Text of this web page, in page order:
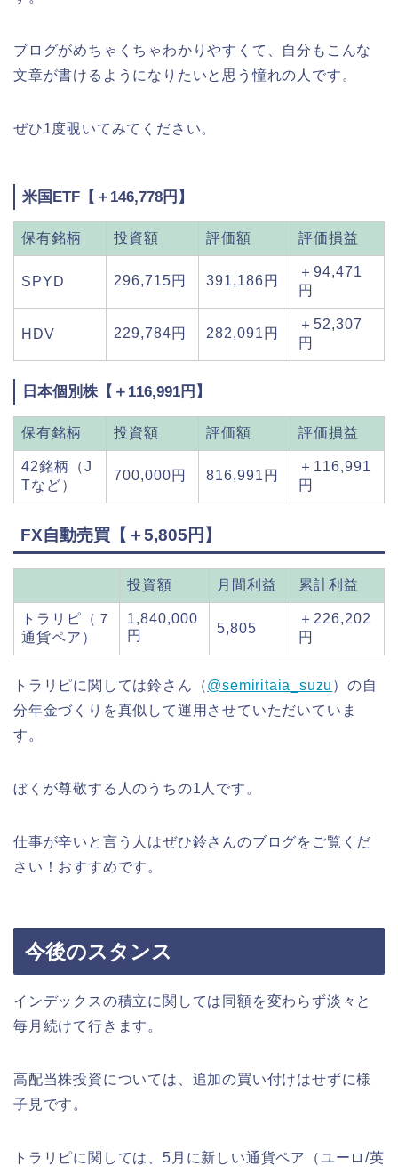
ブログがめちゃくちゃわかりやすくて、自分もこんな
文章が書けるようになりたいと思う憧れの人です。
ぜひ1度覗いてみてください。
米国ETF【＋146,778円】
保有銘柄 投資額 評価額 評価損益
SPYD 296,715円 391,186円
＋94,471
円
HDV 229,784円 282,091円
＋52,307
円
日本個別株【＋116,991円】
保有銘柄 投資額 評価額 評価損益
42銘柄（J
Tなど）
700,000円 816,991円
＋116,991
円
FX自動売買【＋5,805円】
投資額 月間利益 累計利益
トラリピ（７
通貨ペア）
1,840,000
円
5,805
＋226,202
円
トラリピに関しては鈴さん（@semiritaia_suzu ）の自
分年金づくりを真似して運用させていただいていま
す。
ぼくが尊敬する人のうちの1人です。
仕事が辛いと言う人はぜひ鈴さんのブログをご覧くだ
さい！おすすめです。
今後のスタンス
インデックスの積立に関しては同額を変わらず淡々と
毎月続けて行きます。
高配当株投資については、追加の買い付けはせずに様
子見です。
トラリピに関しては、5月に新しい通貨ペア（ユーロ/英